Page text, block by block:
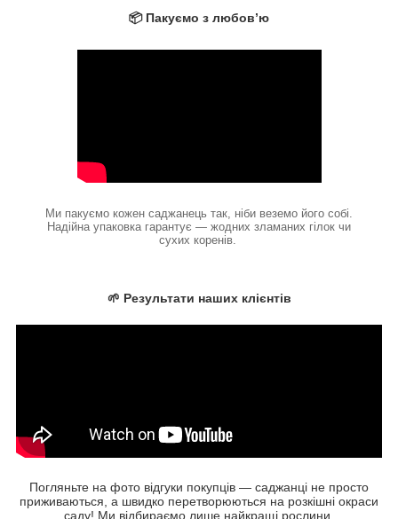
📦 Пакуємо з любов’ю
Ми пакуємо кожен саджанець так, ніби веземо його собі.
Надійна упаковка гарантує — жодних зламаних гілок чи
сухих коренів.
🌱 Результати наших клієнтів
Погляньте на фото відгуки покупців — саджанці не просто
приживаються, а швидко перетворюються на розкішні окраси
саду! Ми відбираємо лише найкращі рослини.